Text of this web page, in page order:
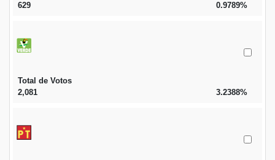
629
0.9789%
Total de Votos
2,081
3.2388%